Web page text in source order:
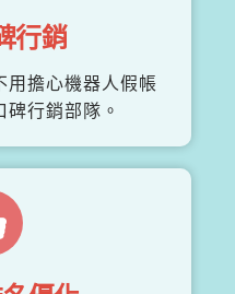
行銷
用擔心機器人假帳
行銷部隊。